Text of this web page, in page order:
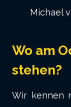
Michael
Wo am
stehen?
Wir kennen